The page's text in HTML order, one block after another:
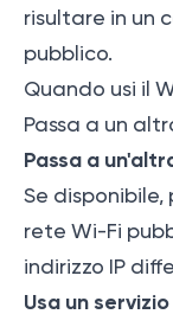
risultare in un
pubblico.
Quando usi il
Passa a un
Passa a
Se
rete Wi-Fi
indirizzo IP
Usa un servizio